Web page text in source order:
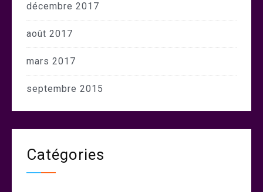
décembre 2017
août 2017
mars 2017
septembre 2015
Catégories